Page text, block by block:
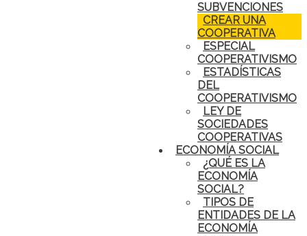
SUBVENCIONES
CREAR UNA
COOPERATIVA
ESPECIAL
COOPERATIVISMO
ESTADÍSTICAS
DEL
COOPERATIVISMO
LEY DE
SOCIEDADES
COOPERATIVAS
ECONOMÍA SOCIAL
¿QUÉ ES LA
ECONOMÍA
SOCIAL?
TIPOS DE
ENTIDADES DE LA
ECONOMÍA